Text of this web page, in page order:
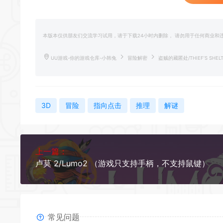
本版本仅供朋友们交流学习试用，请于下载24小时内删除， 请勿用于任何商业
UU游戏-你的游戏仓库-小韩兔 冒险解密 盗贼的藏匿处/THIEF’S
3D 冒险 指向点击 推理 解谜
上一篇：
卢莫 2/Lumo2 （游戏只支持手柄，不支持鼠键）
常见问题